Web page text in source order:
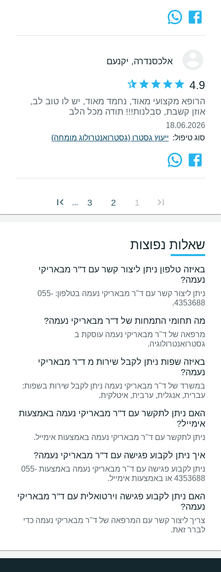
אלכסנדרה, יקנעם
4.9
הרופא מקצועי מאוד, נחמד מאוד, יש לו טוב לב,
אוזן קשבת, סבלנות!!! תודה מכל הלב
18.06.2026
סוג טיפול: ייעוץ גסטרו (גסטרואנטרולוג מומחה)
1
2
3
...
שאלות נפוצות
באיזה טלפון ניתן ליצור קשר עם ד"ר מבאריקי
נעמה?
ניתן ליצור קשר עם ד"ר מבאריקי נעמה בטלפון: 055-
4353688.
מה תחומי התמחות של ד"ר מבאריקי נעמה?
מרפאה של ד"ר מבאריקי נעמה עוסקת ב
גסטרואנטרולוגיה.
באיזה שפות ניתן לקבל שירות מ ד"ר מבאריקי
נעמה?
במשרד של ד"ר מבאריקי נעמה ניתן לקבל שירות בשפות:
עברית, אנגלית, ערבית, איטלקית.
האם ניתן לתקשר עם ד"ר מבאריקי נעמה באמצעות
אימייל?
ניתן לתקשר עם ד"ר מבאריקי נעמה באמצעות אימייל.
איך ניתן לקבוע פגישה עם ד"ר מבאריקי נעמה?
ניתן לקבוע פגישה עם ד"ר מבאריקי נעמה באמצעות 055-
4353688 או באמצעות אימייל.
האם ניתן לקבוע פגישה וירטואלית עם ד"ר מבאריקי
נעמה?
צריך ליצור קשר עם המרפאה של ד"ר מבאריקי נעמה כדי
לברר זאת.